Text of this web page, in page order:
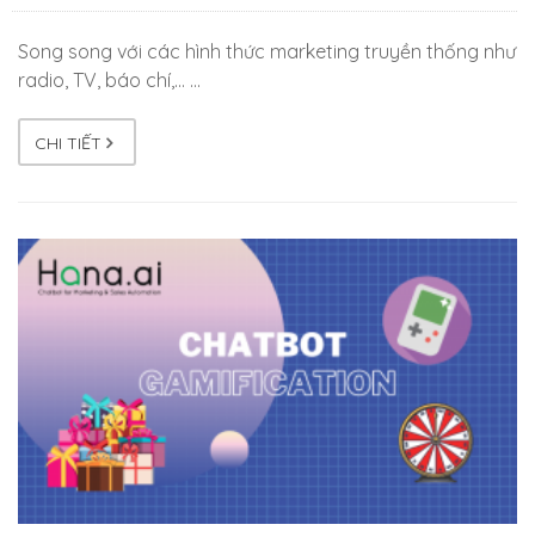
Song song với các hình thức marketing truyền thống như
radio, TV, báo chí,… …
CHI TIẾT